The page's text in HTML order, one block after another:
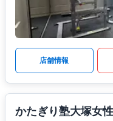
店舗情報
かたぎり塾大塚女